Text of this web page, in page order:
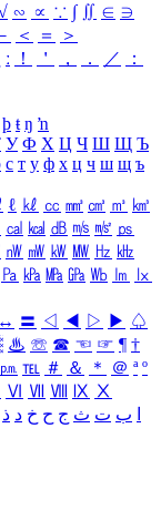
∽ ∝ ∵ ∫ ∬ ∈ ∋
＜ ＝
＞
ː ！ ＇ ， ． ／
：
þ ŧ ŋ ŉ
У Ф Х Ц Ч Ш Щ Ъ
с т у ф х ц ч ш щ ъ
ℓ ㎘ ㏄ ㎣ ㎤ ㎥ ㎦
㎈ ㎉ ㏈ ㎧ ㎨ ㎰
㎻ ㎽ ㎾ ㎿ ㎐ ㎑
㎩ ㎪ ㎫ ㎬ ㏝ ㏐
㏓
↔ 〓 ◁ ◀ ▷ ▶ ♤
♨ ☏ ☎ ☜ ☞ ¶ †
㏘ ℡ ＃ ＆ ＊ ＠ ª º
Ⅵ Ⅶ Ⅷ Ⅸ Ⅹ
ب ت ث ج ح خ د ذ